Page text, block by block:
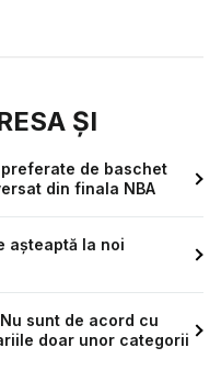
ȘI
de baschet
din finala NBA
așteaptă la noi
sunt de acord cu
doar unor categorii